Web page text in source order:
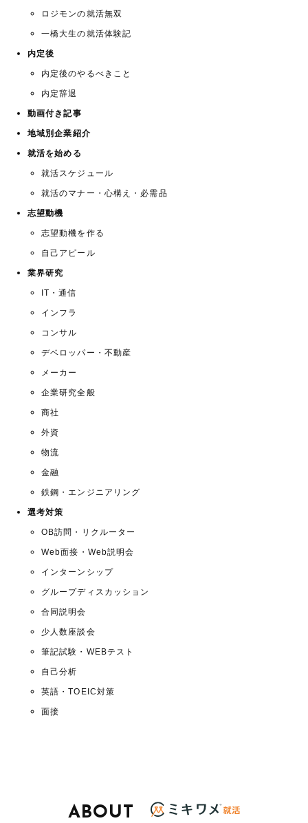
ロジモンの就活無双
一橋大生の就活体験記
内定後
内定後のやるべきこと
内定辞退
動画付き記事
地域別企業紹介
就活を始める
就活スケジュール
就活のマナー・心構え・必需品
志望動機
志望動機を作る
自己アピール
業界研究
IT・通信
インフラ
コンサル
デベロッパー・不動産
メーカー
企業研究全般
商社
外資
物流
金融
鉄鋼・エンジニアリング
選考対策
OB訪問・リクルーター
Web面接・Web説明会
インターンシップ
グループディスカッション
合同説明会
少人数座談会
筆記試験・WEBテスト
自己分析
英語・TOEIC対策
面接
ABOUT